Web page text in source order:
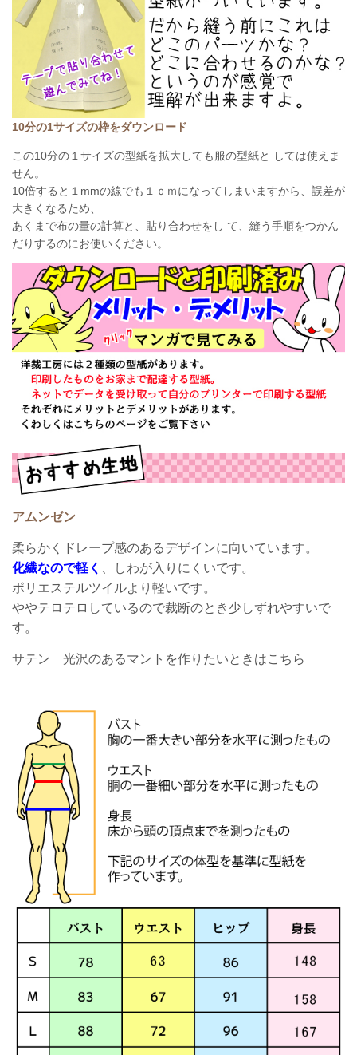
10分の1サイズの枠をダウンロード
この10分の１サイズの型紙を拡大しても服の型紙と しては使えま
せん。
10倍すると１mmの線でも１ｃｍになってしまいますから、誤差が
大きくなるため、
あくまで布の量の計算と、貼り合わせをし て、縫う手順をつかん
だりするのにお使いください。
アムンゼン
柔らかくドレープ感のあるデザインに向いています。
化繊なので軽く
、しわが入りにくいです。
ポリエステルツイルより軽いです。
ややテロテロしているので裁断のとき少しずれやすいで
す。
サテン 光沢のあるマントを作りたいときはこちら